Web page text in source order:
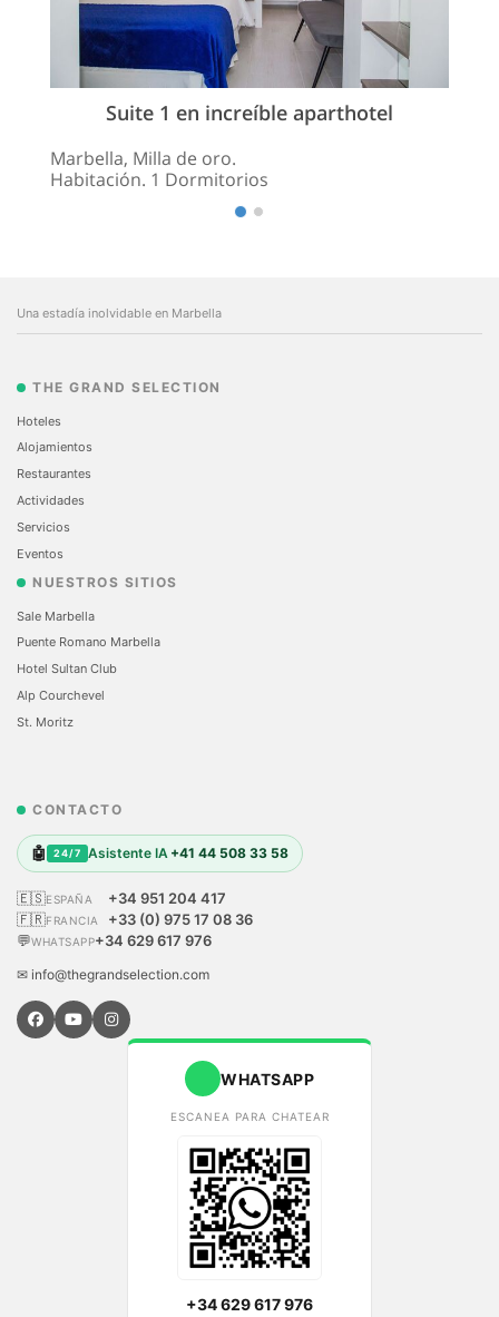
Suite 1 en increíble aparthotel
Marbella, Milla de oro.
Habitación. 1 Dormitorios
Una estadía inolvidable en Marbella
THE GRAND SELECTION
Hoteles
Alojamientos
Restaurantes
Actividades
Servicios
Eventos
NUESTROS SITIOS
Sale Marbella
Puente Romano Marbella
Hotel Sultan Club
Alp Courchevel
St. Moritz
CONTACTO
🤖 24/7 Asistente IA +41 44 508 33 58
🇪🇸ESPAÑA
+34 951 204 417
🇫🇷FRANCIA
+33 (0) 975 17 08 36
💬WHATSAPP+34 629 617 976
✉ info@thegrandselection.com
WHATSAPP
ESCANEA PARA CHATEAR
+34 629 617 976